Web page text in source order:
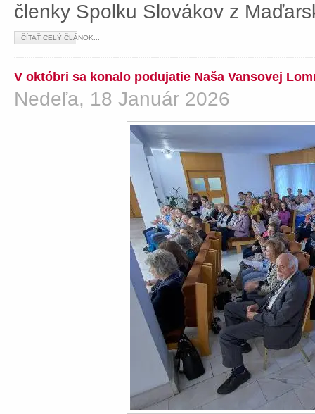
členky Spolku Slovákov z
ČÍTAŤ CELÝ ČLÁNOK...
V októbri sa konalo podujatie Naša Vansovej
Nedeľa, 18 Január 2026